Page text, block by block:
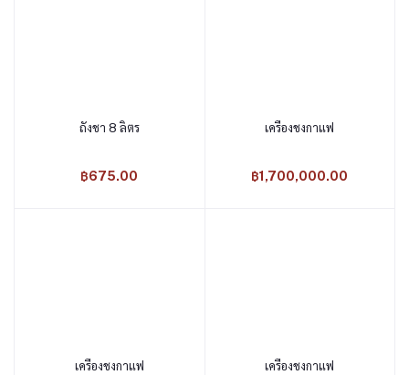
หยิบใส่ตะกร้า
ถังชา 8 ลิตร
฿675.00
หยิบใส่ตะกร้า
เครื่องชงกาแฟ
฿1,700,000.00
หยิบใส่ตะกร้า
เครื่องชงกาแฟ หยิบใส่ตะกร้า
เครื่องชงกาแฟ